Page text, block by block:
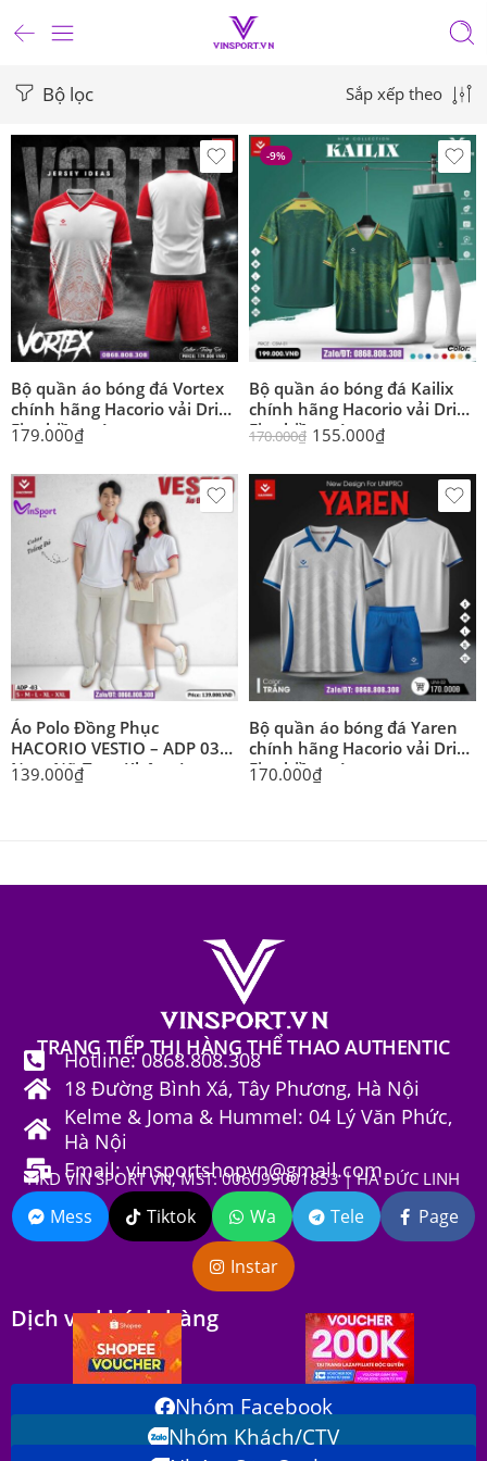
Bộ lọc Sắp xếp theo
Bộ quần áo bóng đá Vortex
chính hãng Hacorio vải Dri
Fit nhiều màu
179.000₫
-9%
Bộ quần áo bóng đá Kailix
chính hãng Hacorio vải Dri
Fit nhiều màu
170.000₫ 155.000₫
Áo Polo Đồng Phục
HACORIO VESTIO – ADP 03
Nam Nữ Trơn Không Logo
139.000₫
Bộ quần áo bóng đá Yaren
chính hãng Hacorio vải Dri
Fit nhiều màu
170.000₫
TRANG TIẾP THỊ HÀNG THỂ THAO AUTHENTIC
Hotline: 0868.808.308
18 Đường Bình Xá, Tây Phương, Hà Nội
Kelme & Joma & Hummel: 04 Lý Văn Phức,
Hà Nội
Email: vinsportshopvn@gmail.com
HKD VIN SPORT VN, MST: 006099001853 | HÀ ĐỨC LINH
Mess Tiktok Wa Tele Page
Instar
Dịch vụ khách hàng
Nhóm Facebook
Nhóm Khách/CTV